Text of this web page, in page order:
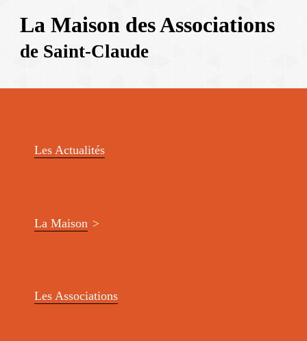
La Maison des Associations
de Saint-Claude
Les Actualités
La Maison
Les Associations